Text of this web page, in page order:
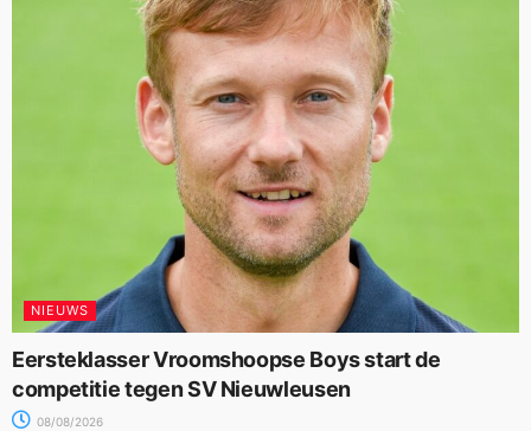
NIEUWS
Eersteklasser Vroomshoopse Boys start de
competitie tegen SV Nieuwleusen
08/08/2026